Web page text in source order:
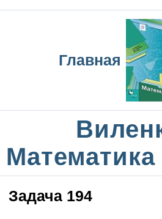
Главная
Задача 194